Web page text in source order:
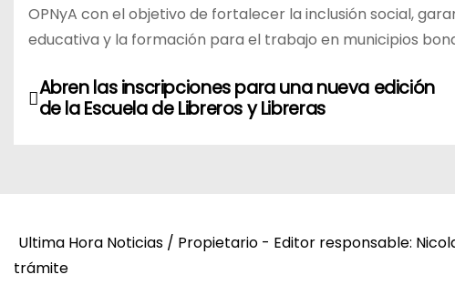
OPNyA con el objetivo de fortalecer la inclusión social,
educativa y la formación para el trabajo en municipios
N
a
g
a
Abren las inscripciones para una nueva edición
de la Escuela de Libreros y Libreras
Ultima Hora Noticias / Propietario - Editor responsable:
trámite